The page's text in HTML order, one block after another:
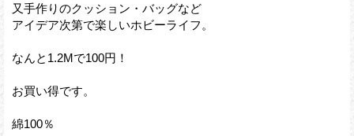
又手作りのクッション・バッグなど
アイデア次第で楽しいホビーライフ。
なんと1.2Mで100円！
お買い得です。
綿100％